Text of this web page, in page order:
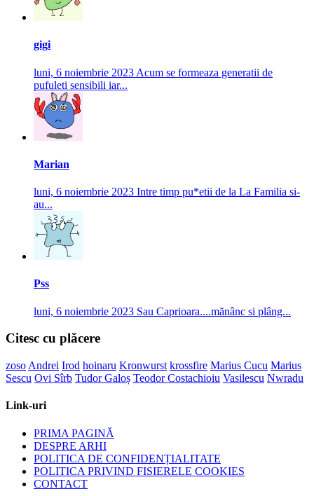
gigi
luni, 6 noiembrie 2023 Acum se formeaza generatii de
pufuleti sensibili iar...
Marian
luni, 6 noiembrie 2023 Intre timp pu*etii de la La Familia si-
au...
Pss
luni, 6 noiembrie 2023 Sau Caprioara....mănânc si plâng...
Citesc cu plăcere
zoso Andrei Irod hoinaru Kronwurst krossfire Marius Cucu Marius
Sescu Ovi Sîrb Tudor Galoș Teodor Costachioiu Vasilescu Nwradu
Link-uri
PRIMA PAGINĂ
DESPRE ARHI
POLITICA DE CONFIDENȚIALITATE
POLITICA PRIVIND FISIERELE COOKIES
CONTACT